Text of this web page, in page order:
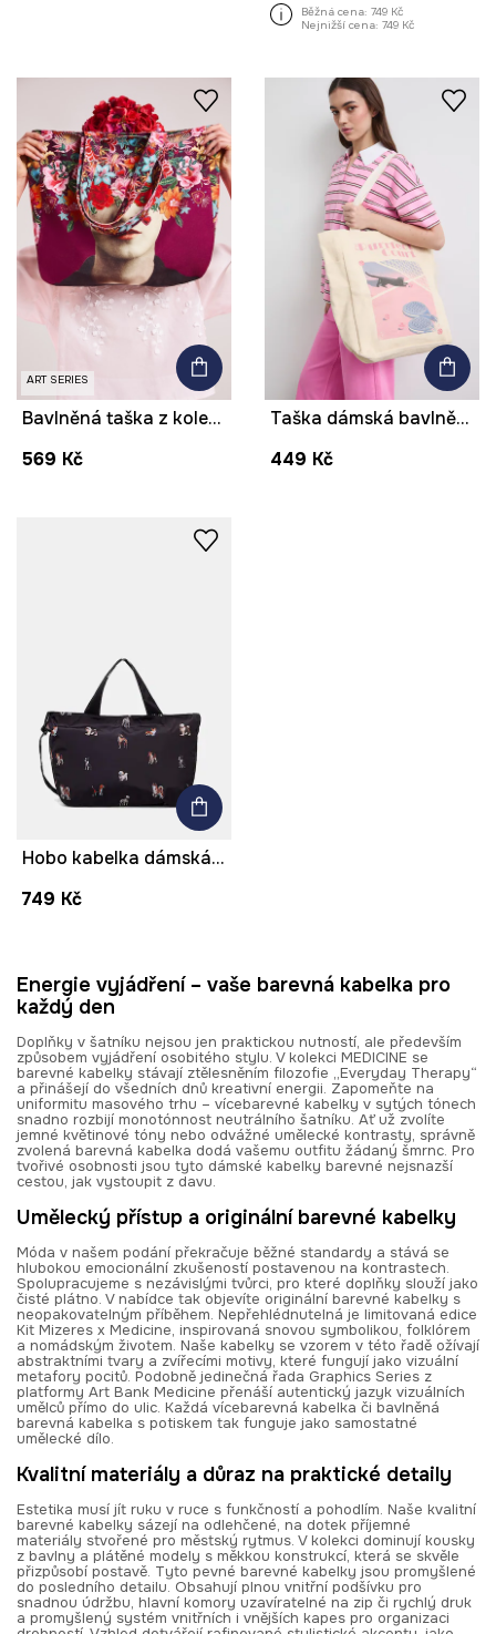
Běžná cena: 749 Kč
Nejnižší cena: 749 Kč
ART SERIES
Bavlněná taška z kolekce Frida
569 Kč
Taška dámská bavlněná s potiskem
449 Kč
Hobo kabelka dámská se zvířecím vzorem
749 Kč
Energie vyjádření – vaše barevná kabelka pro
každý den
Doplňky v šatníku nejsou jen praktickou nutností, ale především
způsobem vyjádření osobitého stylu. V kolekci MEDICINE se
barevné kabelky stávají ztělesněním filozofie „Everyday Therapy“
a přinášejí do všedních dnů kreativní energii. Zapomeňte na
uniformitu masového trhu – vícebarevné kabelky v sytých tónech
snadno rozbijí monotónnost neutrálního šatníku. Ať už zvolíte
jemné květinové tóny nebo odvážné umělecké kontrasty, správně
zvolená barevná kabelka dodá vašemu outfitu žádaný šmrnc. Pro
tvořivé osobnosti jsou tyto dámské kabelky barevné nejsnazší
cestou, jak vystoupit z davu.
Umělecký přístup a originální barevné kabelky
Móda v našem podání překračuje běžné standardy a stává se
hlubokou emocionální zkušeností postavenou na kontrastech.
Spolupracujeme s nezávislými tvůrci, pro které doplňky slouží jako
čisté plátno. V nabídce tak objevíte originální barevné kabelky s
neopakovatelným příběhem. Nepřehlédnutelná je limitovaná edice
Kit Mizeres x Medicine, inspirovaná snovou symbolikou, folklórem
a nomádským životem. Naše kabelky se vzorem v této řadě ožívají
abstraktními tvary a zvířecími motivy, které fungují jako vizuální
metafory pocitů. Podobně jedinečná řada Graphics Series z
platformy Art Bank Medicine přenáší autentický jazyk vizuálních
umělců přímo do ulic. Každá vícebarevná kabelka či bavlněná
barevná kabelka s potiskem tak funguje jako samostatné
umělecké dílo.
Kvalitní materiály a důraz na praktické detaily
Estetika musí jít ruku v ruce s funkčností a pohodlím. Naše kvalitní
barevné kabelky sázejí na odlehčené, na dotek příjemné
materiály stvořené pro městský rytmus. V kolekci dominují kousky
z bavlny a plátěné modely s měkkou konstrukcí, která se skvěle
přizpůsobí postavě. Tyto pevné barevné kabelky jsou promyšlené
do posledního detailu. Obsahují plnou vnitřní podšívku pro
snadnou údržbu, hlavní komory uzavíratelné na zip či rychlý druk
a promyšlený systém vnitřních i vnějších kapes pro organizaci